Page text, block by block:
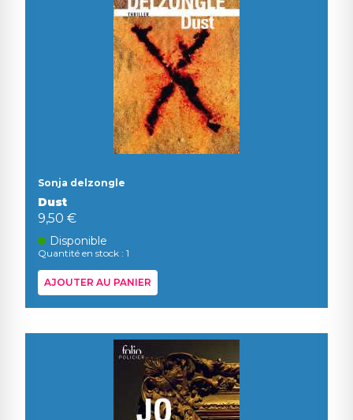
Sonja delzongle
Dust
9,50 €
Disponible
Quantité en stock : 1
AJOUTER AU PANIER